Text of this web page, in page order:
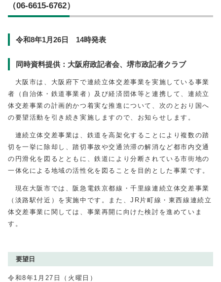
（06-6615-6762）
令和8年1月26日 14時発表
同時資料提供：大阪府政記者会、堺市政記者クラブ
大阪市は、大阪府下で連続立体交差事業を実施している事業
者（自治体・鉄道事業者）及び経済団体等と連携して、連続立
体交差事業の計画的かつ着実な推進について、次のとおり国へ
の要望活動を引き続き実施しますので、お知らせします。
連続立体交差事業は、鉄道を高架化することにより複数の踏
切を一挙に除却し、踏切事故や交通渋滞の解消など都市内交通
の円滑化を図るとともに、鉄道により分断されている市街地の
一体化による地域の活性化を図ることを目的とした事業です。
現在大阪市では、阪急電鉄京都線・千里線連続立体交差事業
（淡路駅付近）を実施中です。また、JR片町線・東西線連続立
体交差事業に関しては、事業再開に向けた検討を進めていま
す。
要望日
令和8年1月27日（火曜日）